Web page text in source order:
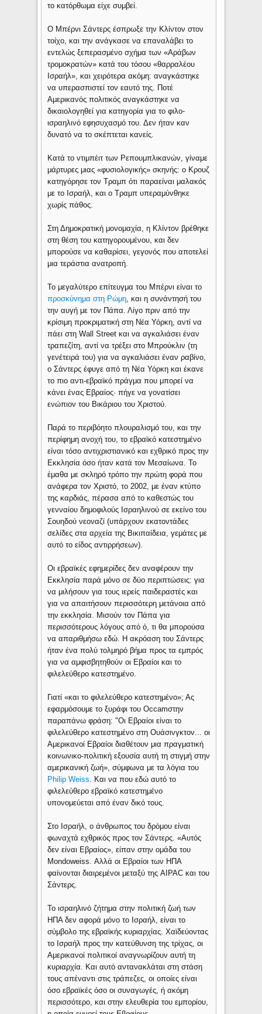
το κατόρθωμα είχε συμβεί.
Ο Μπέρνι Σάντερς έσπρωξε την Κλίντον στον
τοίχο, και την ανάγκασε να επαναλάβει το
εντελώς ξεπερασμένο σχήμα των «Αράβων
τρομοκρατών» κατά του τόσου «θαρραλέου
Ισραήλ», και χειρότερα ακόμη: αναγκάστηκε
να υπερασπιστεί τον εαυτό της. Ποτέ
Αμερικανός πολιτικός αναγκάστηκε να
δικαιολογηθεί για κατηγορία για το φιλο-
ισραηλινό εφησυχασμό του. Δεν ήταν καν
δυνατό να το σκέπτεται κανείς.
Κατά το ντιμπέιτ των Ρεπουμπλικανών, γίναμε
μάρτυρες μιας «φυσιολογικής» σκηνής: ο Κρουζ
κατηγόρησε τον Τραμπ ότι παραείναι μαλακός
με το Ισραήλ, και ο Τραμπ υπεραμύνθηκε
χωρίς πάθος.
Στη Δημοκρατική μονομαχία, η Κλίντον βρέθηκε
στη θέση του κατηγορουμένου, και δεν
μπορούσε να καθαρίσει, γεγονός που αποτελεί
μια τεράστια ανατροπή.
Το μεγαλύτερο επίτευγμα του Μπέρνι είναι το
προσκύνημα στη Ρώμη , και η συνάντησή του
την αυγή με τον Πάπα. Λίγο πριν από την
κρίσιμη προκριματική στη Νέα Υόρκη, αντί να
πάει στη Wall Street και να αγκαλιάσει έναν
τραπεζίτη, αντί να τρέξει στο Μπρούκλιν (τη
γενέτειρά του) για να αγκαλιάσει έναν ραβίνο,
ο Σάντερς έφυγε από τη Νέα Υόρκη και έκανε
το πιο αντι-εβραϊκό πράγμα που μπορεί να
κάνει ένας Εβραίος· πήγε να γονατίσει
ενώπιον του Βικάριου του Χριστού.
Παρά το περιβόητο πλουραλισμό του, και την
περίφημη ανοχή του, το εβραϊκό κατεστημένο
είναι τόσο αντιχριστιανικό και εχθρικό προς την
Εκκλησία όσο ήταν κατά τον Μεσαίωνα. Το
έμαθα με σκληρό τρόπο την πρώτη φορά που
ανάφερα τον Χριστό, το 2002, με έναν κτύπο
της καρδιάς, πέρασα από το καθεστώς του
γενναίου δημοφιλούς Ισραηλινού σε εκείνο του
Σουηδού νεοναζί (υπάρχουν εκατοντάδες
σελίδες στα αρχεία της Βικιπαίδεια, γεμάτες με
αυτό το είδος αντιρρήσεων).
Οι εβραϊκές εφημερίδες δεν αναφέρουν την
Εκκλησία παρά μόνο σε δύο περιπτώσεις: για
να μιλήσουν για τους ιερείς παιδεραστές και
για να απαιτήσουν περισσότερη μετάνοια από
την εκκλησία. Μισούν τον Πάπα για
περισσότερους λόγους από ό, τι θα μπορούσα
να απαριθμήσω εδώ. Η ακρόαση του Σάντερς
ήταν ένα πολύ τολμηρό βήμα προς τα εμπρός
για να αμφισβητηθούν οι Εβραίοι και το
φιλελεύθερο κατεστημένο.
Γιατί «και το φιλελεύθερο κατεστημένο»; Ας
εφαρμόσουμε το ξυράφι του Occamστην
παραπάνω φράση: "Οι Εβραίοι είναι το
φιλελεύθερο κατεστημένο στη Ουάσινγκτον... οι
Αμερικανοί Εβραίοι διαθέτουν μια πραγματική
κοινωνικο-πολιτική εξουσία αυτή τη στιγμή στην
αμερικανική ζωή», σύμφωνα με τα λόγια του
Philip Weiss . Και να που εδώ αυτό το
φιλελεύθερο εβραϊκό κατεστημένο
υπονομεύεται από έναν δικό τους.
Στο Ισραήλ, ο άνθρωπος του δρόμου είναι
φωναχτά εχθρικός προς τον Σάντερς. «Αυτός
δεν είναι Εβραίος», είπαν στην ομάδα του
Mondoweiss. Αλλά οι Εβραίοι των ΗΠΑ
φαίνονται διαιρεμένοι μεταξύ της AIPAC και του
Σάντερς.
Το ισραηλινό ζήτημα στην πολιτική ζωή των
ΗΠΑ δεν αφορά μόνο το Ισραήλ, είναι το
σύμβολο της εβραϊκής κυριαρχίας. Χαϊδεύοντας
το Ισραήλ προς την κατεύθυνση της τρίχας, οι
Αμερικανοί πολιτικοί αναγνωρίζουν αυτή τη
κυριαρχία. Και αυτό αντανακλάται στη στάση
τους απέναντι στις τράπεζες, οι οποίες είναι
όσο εβραϊκές όσο οι συναγωγές, ή ακόμη
περισσότερο, και στην ελευθερία του εμπορίου,